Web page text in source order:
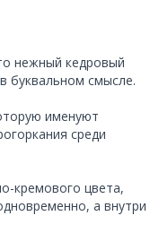
нежный кедровый
буквальном смысле.
именуют
среди
кремового цвета,
а внутри